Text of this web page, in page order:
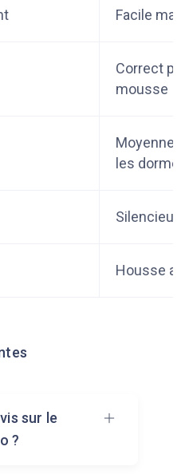
Facile
Correct
mousse
Moyenne,
les
Silencieux
Housse
sur le
?